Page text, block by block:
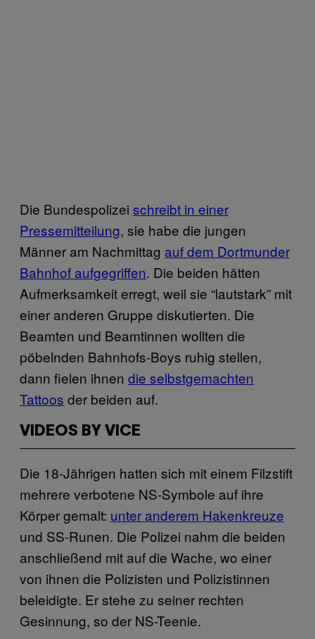
Die Bundespolizei schreibt in einer
Pressemitteilung, sie habe die jungen
Männer am Nachmittag auf dem Dortmunder
Bahnhof aufgegriffen. Die beiden hätten
Aufmerksamkeit erregt, weil sie “lautstark” mit
einer anderen Gruppe diskutierten. Die
Beamten und Beamtinnen wollten die
pöbelnden Bahnhofs-Boys ruhig stellen,
dann fielen ihnen die selbstgemachten
Tattoos der beiden auf.
VIDEOS BY VICE
Die 18-Jährigen hatten sich mit einem Filzstift
mehrere verbotene NS-Symbole auf ihre
Körper gemalt: unter anderem Hakenkreuze
und SS-Runen. Die Polizei nahm die beiden
anschließend mit auf die Wache, wo einer
von ihnen die Polizisten und Polizistinnen
beleidigte. Er stehe zu seiner rechten
Gesinnung, so der NS-Teenie.